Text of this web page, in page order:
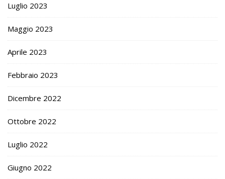
Luglio 2023
Maggio 2023
Aprile 2023
Febbraio 2023
Dicembre 2022
Ottobre 2022
Luglio 2022
Giugno 2022